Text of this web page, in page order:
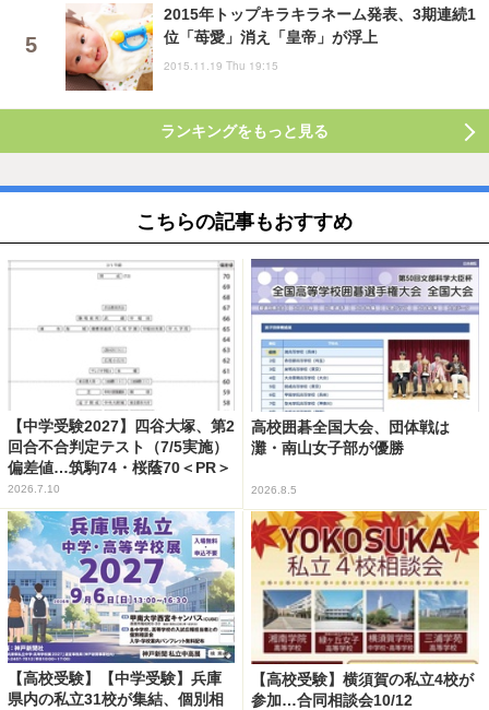
2015年トップキラキラネーム発表、3期連続1
位「苺愛」消え「皇帝」が浮上
2015.11.19 Thu 19:15
ランキングをもっと見る
こちらの記事もおすすめ
【中学受験2027】四谷大塚、第2
回合不合判定テスト（7/5実施）
偏差値…筑駒74・桜蔭70＜PR＞
2026.7.10
高校囲碁全国大会、団体戦は
灘・南山女子部が優勝
2026.8.5
【高校受験】【中学受験】兵庫
県内の私立31校が集結、個別相
【高校受験】横須賀の私立4校が
参加…合同相談会10/12